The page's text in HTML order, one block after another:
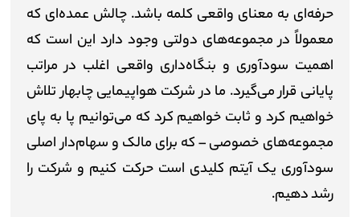
حرفه‌ای به معنای واقعی کلمه باشد. چالش عمده‌ای که
معمولاً در مجموعه‌های دولتی وجود دارد این است که
اهمیت سودآوری و بنگاه‌داری واقعی اغلب در مراتب
پایانی قرار می‌گیرد. ما در شرکت‌ هواپیمایی چابهار تلاش
خواهیم کرد و ثابت خواهیم کرد که می‌توانیم پا به پای
مجموعه‌های خصوصی–که برای مالک و سهام‌دار اصلی
سودآوری یک آیتم کلیدی است حرکت کنیم و شرکت را
رشد دهیم.